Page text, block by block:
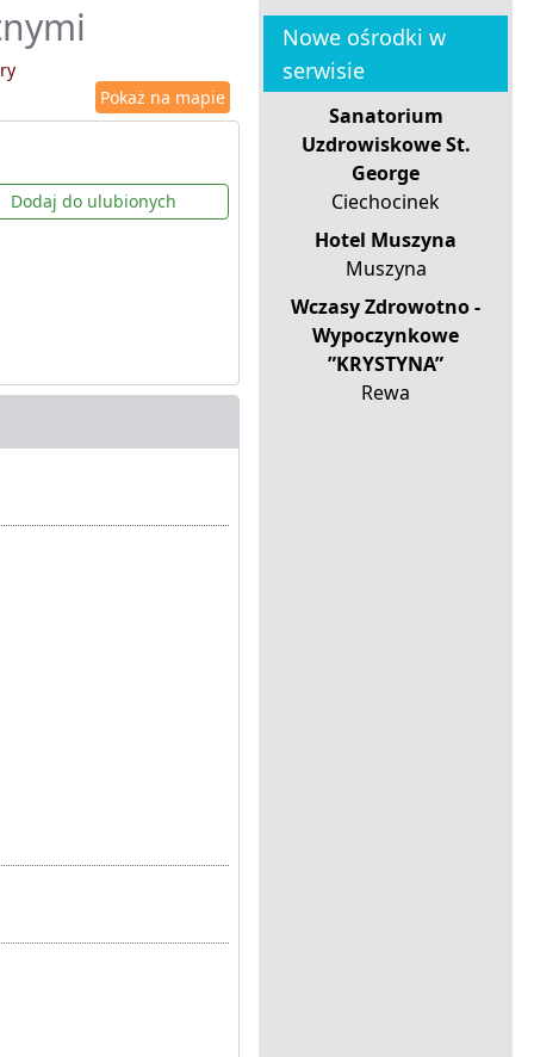
Pokaż na mapie
Dodaj do ulubionych
Nowe ośrodki w
serwisie
Sanatorium
Uzdrowiskowe St.
George
Ciechocinek
Hotel Muszyna
Muszyna
Wczasy Zdrowotno -
Wypoczynkowe
”KRYSTYNA”
Rewa